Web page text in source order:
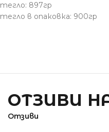
тегло: 897гр
тегло в опаковка: 900гр
ОТЗИВИ
Отзиви